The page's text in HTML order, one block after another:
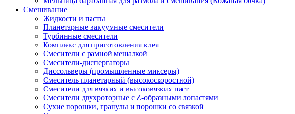
Смешивание
Жидкости и пасты
Планетарные вакуумные смесители
Турбинные смесители
Комплекс для приготовления клея
Смесители с рамной мешалкой
Смесители-диспергаторы
Диссольверы (промышленные миксеры)
Смеситель планетарный (высокоскоростной)
Смесители для вязких и высоковязких паст
Смесители двухроторные с Z-образными лопастями
Сухие порошки, гранулы и порошки со связкой